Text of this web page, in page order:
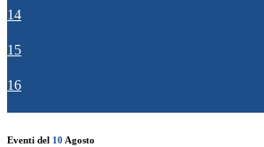
14
15
16
Eventi del 10 Agosto